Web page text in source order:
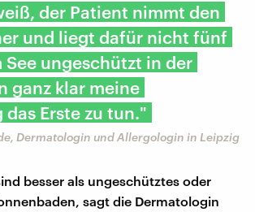
der Patient nimmt den
und liegt dafür nicht fünf
See ungeschützt in der
ganz klar meine
Erste zu tun."
Dermatologin und Allergologin in Leipzig
besser als ungeschütztes oder
sagt die Dermatologin